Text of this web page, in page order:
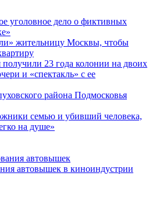
уголовное дело о фиктивных
жительницу Москвы, чтобы
23 года колонии на двоих
и «спектакль» с ее
района Подмосковья
семью и убивший человека,
на душе»
автовышек в киноиндустрии